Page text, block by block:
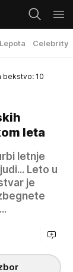
Lepota Celebrity
bekstvo: 10
leta
letnje
Leto u
je